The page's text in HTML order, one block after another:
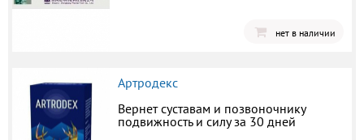
нет в наличии
Артродекс
Вернет суставам и позвоночнику
подвижность и силу за 30 дней